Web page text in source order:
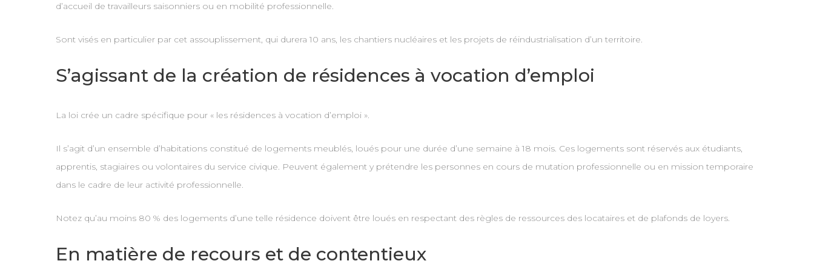
d’accueil de travailleurs saisonniers ou en mobilité professionnelle.
Sont visés en particulier par cet assouplissement, qui durera 10 ans, les chantiers nucléaires et les projets de réindustrialisation d’un territoire.
S’agissant de la création de résidences à vocation d’emploi
La loi crée un cadre spécifique pour « les résidences à vocation d’emploi ».
Il s’agit d’un ensemble d’habitations constitué de logements meublés, loués pour une durée d’une semaine à 18 mois. Ces logements sont réservés aux étudiants,
apprentis, stagiaires ou volontaires du service civique. Peuvent également y prétendre les personnes en cours de mutation professionnelle ou en mission temporaire
dans le cadre de leur activité professionnelle.
Notez qu’au moins 80 % des logements d’une telle résidence doivent être loués en respectant des règles de ressources des locataires et de plafonds de loyers.
En matière de recours et de contentieux